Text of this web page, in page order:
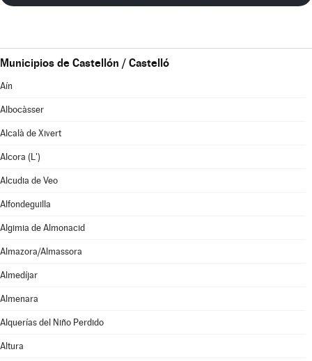
Municipios de Castellón / Castelló
Aín
Albocàsser
Alcalà de Xivert
Alcora (L')
Alcudia de Veo
Alfondeguilla
Algimia de Almonacid
Almazora/Almassora
Almedíjar
Almenara
Alquerías del Niño Perdido
Altura